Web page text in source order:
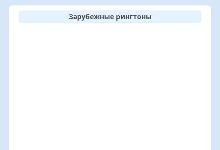
Зарубежные рингтоны